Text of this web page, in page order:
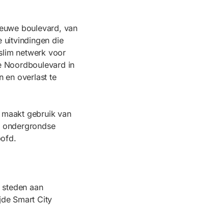
boulevard, van
uitvindingen die
netwerk voor
Noordboulevard in
en overlast te
gebruik van
ondergrondse
aan
Smart City